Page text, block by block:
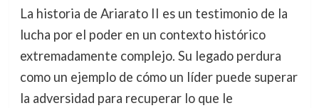
La historia de Ariarato II es un testimonio de la
lucha por el poder en un contexto histórico
extremadamente complejo. Su legado perdura
como un ejemplo de cómo un líder puede superar
la adversidad para recuperar lo que le